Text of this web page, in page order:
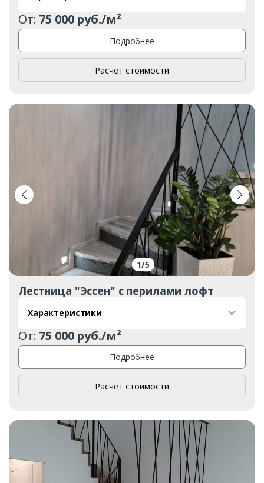
От: 75 000 руб./м²
Подробнее
Расчет стоимости
1/5
Лестница "Эссен" с перилами лофт
Характеристики
От: 75 000 руб./м²
Подробнее
Расчет стоимости